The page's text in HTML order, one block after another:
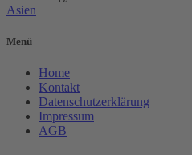
Asien
Menü
Home
Kontakt
Datenschutzerklärung
Impressum
AGB